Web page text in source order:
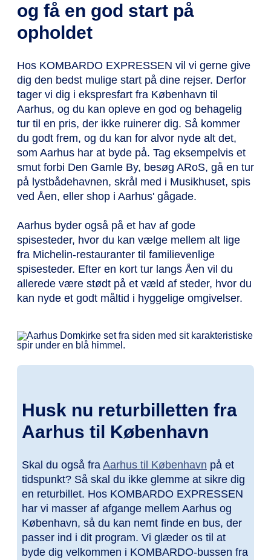
og få en god start på
opholdet
Hos KOMBARDO EXPRESSEN vil vi gerne give
dig den bedst mulige start på dine rejser. Derfor
tager vi dig i ekspresfart fra København til
Aarhus, og du kan opleve en god og behagelig
tur til en pris, der ikke ruinerer dig. Så kommer
du godt frem, og du kan for alvor nyde alt det,
som Aarhus har at byde på. Tag eksempelvis et
smut forbi Den Gamle By, besøg ARoS, gå en tur
på lystbådehavnen, skrål med i Musikhuset, spis
ved Åen, eller shop i Aarhus' gågade.
Aarhus byder også på et hav af gode
spisesteder, hvor du kan vælge mellem alt lige
fra Michelin-restauranter til familievenlige
spisesteder. Efter en kort tur langs Åen vil du
allerede være stødt på et væld af steder, hvor du
kan nyde et godt måltid i hyggelige omgivelser.
Husk nu returbilletten fra
Aarhus til København
Skal du også fra Aarhus til København på et
tidspunkt? Så skal du ikke glemme at sikre dig
en returbillet. Hos KOMBARDO EXPRESSEN
har vi masser af afgange mellem Aarhus og
København, så du kan nemt finde en bus, der
passer ind i dit program. Vi glæder os til at
byde dig velkommen i KOMBARDO-bussen fra